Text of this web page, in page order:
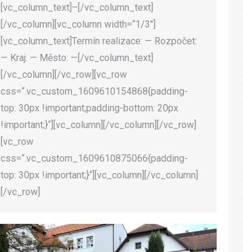
[vc_column_text]–[/vc_column_text]
[/vc_column][vc_column width=“1/3″]
[vc_column_text]Termín realizace: — Rozpočet:
— Kraj: — Město: —[/vc_column_text]
[/vc_column][/vc_row][vc_row
css=“.vc_custom_1609610154868{padding-
top: 30px !important;padding-bottom: 20px
!important;}“][vc_column][/vc_column][/vc_row]
[vc_row
css=“.vc_custom_1609610875066{padding-
top: 30px !important;}“][vc_column][/vc_column]
[/vc_row]